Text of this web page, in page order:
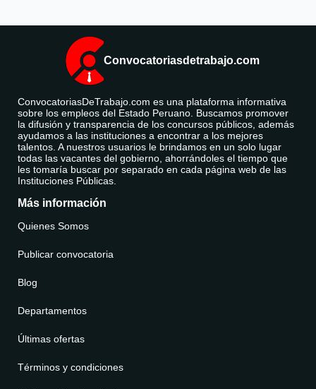
Convocatoriasdetrabajo.com
ConvocatoriasDeTrabajo.com es una plataforma informativa
sobre los empleos del Estado Peruano. Buscamos promover
la difusión y transparencia de los concursos públicos, además
ayudamos a las instituciones a encontrar a los mejores
talentos. A nuestros usuarios le brindamos en un solo lugar
todas las vacantes del gobierno, ahorrándoles el tiempo que
les tomaría buscar por separado en cada página web de las
Instituciones Públicas.
Más información
Quienes Somos
Publicar convocatoria
Blog
Departamentos
Últimas ofertas
Términos y condiciones